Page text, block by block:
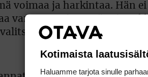
Kotimaista
Haluamme tarjota sinulle
voimaa ja harkintaa. Hän
varmat parit. Hyvä
turvallisen linjan ja